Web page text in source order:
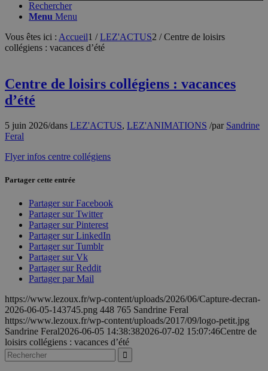
Rechercher
Menu Menu
Vous êtes ici : Accueil1 / LEZ'ACTUS2 / Centre de loisirs
collégiens : vacances d’été
Centre de loisirs collégiens : vacances
d’été
5 juin 2026/dans LEZ'ACTUS, LEZ'ANIMATIONS /par Sandrine
Feral
Flyer infos centre collégiens
Partager cette entrée
Partager sur Facebook
Partager sur Twitter
Partager sur Pinterest
Partager sur LinkedIn
Partager sur Tumblr
Partager sur Vk
Partager sur Reddit
Partager par Mail
https://www.lezoux.fr/wp-content/uploads/2026/06/Capture-decran-
2026-06-05-143745.png 448 765 Sandrine Feral
https://www.lezoux.fr/wp-content/uploads/2017/09/logo-petit.jpg
Sandrine Feral2026-06-05 14:38:382026-07-02 15:07:46Centre de
loisirs collégiens : vacances d’été